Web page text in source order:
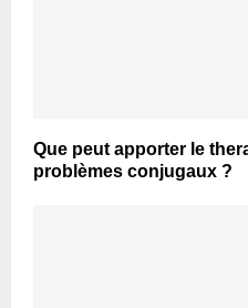
Que peut apporter le
problèmes conjugaux ?